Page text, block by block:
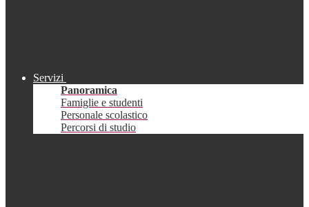
Servizi
Panoramica
Famiglie e studenti
Personale scolastico
Percorsi di studio